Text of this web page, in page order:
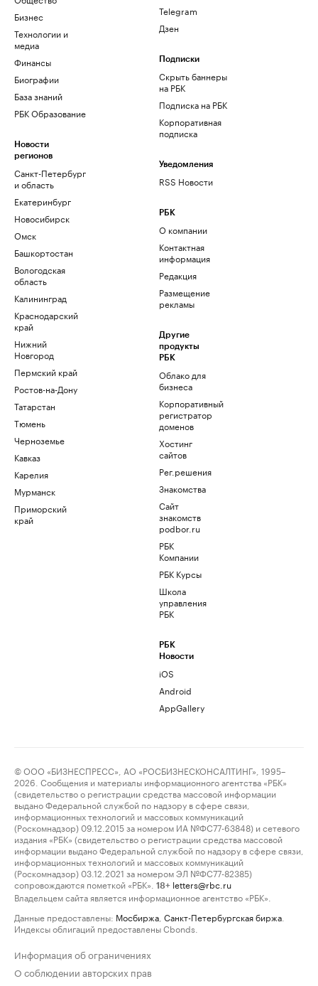
Бизнес
Технологии и
медиа
Финансы
Биографии
База знаний
РБК Образование
Новости
регионов
Санкт-Петербург
и область
Екатеринбург
Новосибирск
Омск
Башкортостан
Вологодская
область
Калининград
Краснодарский
край
Нижний
Новгород
Пермский край
Ростов-на-Дону
Татарстан
Тюмень
Черноземье
Кавказ
Карелия
Мурманск
Приморский
край
Telegram
Дзен
Подписки
Скрыть баннеры
на РБК
Подписка на РБК
Корпоративная
подписка
Уведомления
RSS Новости
РБК
О компании
Контактная
информация
Редакция
Размещение
рекламы
Другие
продукты
РБК
Облако для
бизнеса
Корпоративный
регистратор
доменов
Хостинг
сайтов
Рег.решения
Знакомства
Сайт
знакомств
podbor.ru
РБК
Компании
РБК Курсы
Школа
управления
РБК
РБК
Новости
iOS
Android
AppGallery
© ООО «БИЗНЕСПРЕСС», АО «РОСБИЗНЕСКОНСАЛТИНГ», 1995–
2026. Сообщения и материалы информационного агентства «РБК»
(свидетельство о регистрации средства массовой информации
выдано Федеральной службой по надзору в сфере связи,
информационных технологий и массовых коммуникаций
(Роскомнадзор) 09.12.2015 за номером ИА №ФС77-63848) и сетевого
издания «РБК» (свидетельство о регистрации средства массовой
информации выдано Федеральной службой по надзору в сфере связи,
информационных технологий и массовых коммуникаций
(Роскомнадзор) 03.12.2021 за номером ЭЛ №ФС77-82385)
сопровождаются пометкой «РБК».
18+ letters@rbc.ru
Владельцем сайта является информационное агентство «РБК».
Данные предоставлены: Мосбиржа Санкт-Петербургская биржа
Индексы облигаций предоставлены Cbonds.
Информация об ограничениях
О соблюдении авторских прав